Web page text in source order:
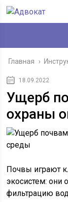
Главная ›
18.09.2022
Ущерб
охраны
Почвы играют
экосистем: они
фильтрацию